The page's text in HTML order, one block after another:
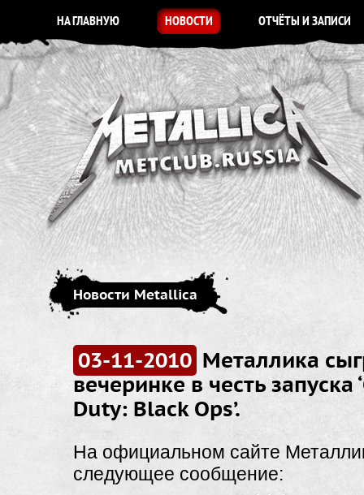
НА ГЛАВНУЮ НОВОСТИ ОТЧЁТЫ И ЗАПИСИ
Новости Metallica
03-11-2010 Металлика
вечеринке в честь запуска
Duty: Black Ops’.
На официальном сайте
следующее сообщение: